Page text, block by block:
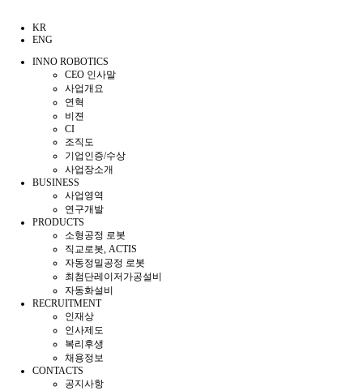
KR
ENG
INNO ROBOTICS
CEO 인사말
사업개요
연혁
비젼
CI
조직도
기업인증/수상
사업장소개
BUSINESS
사업영역
연구개발
PRODUCTS
소형공정 로봇
직교로봇, ACTIS
자동정밀공정 로봇
최첨단레이저가공설비
자동화설비
RECRUITMENT
인재상
인사제도
복리후생
채용정보
CONTACTS
공지사항